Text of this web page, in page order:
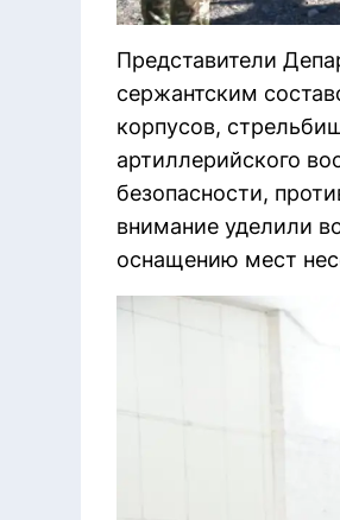
Представители
сержантским
корпусов,
артиллерийского
безопасности,
внимание уделили
оснащению мест